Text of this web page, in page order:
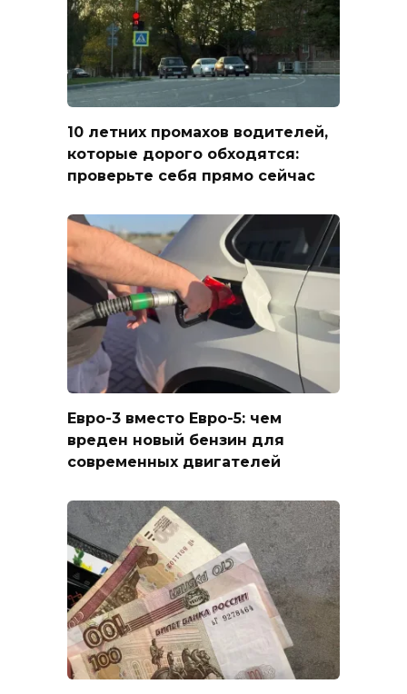
10 летних промахов водителей,
которые дорого обходятся:
проверьте себя прямо сейчас
Евро-3 вместо Евро-5: чем
вреден новый бензин для
современных двигателей